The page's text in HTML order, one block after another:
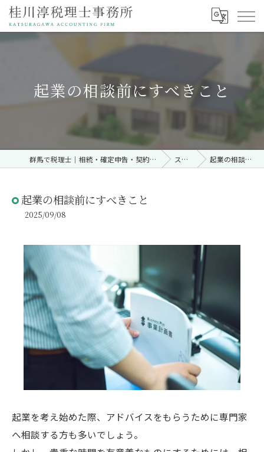
起業の相談前にすべきこと
群馬で税理士｜相続・確定申告・契約時・無料相談なら「桂川淳税理士事務所」 ストーリー 起業の相談前にすべきこと
起業の相談前にすべきこと
2025/09/08
起業を考え始めた際、アドバイスをもらうために専門家
へ相談する方も多いでしょう。